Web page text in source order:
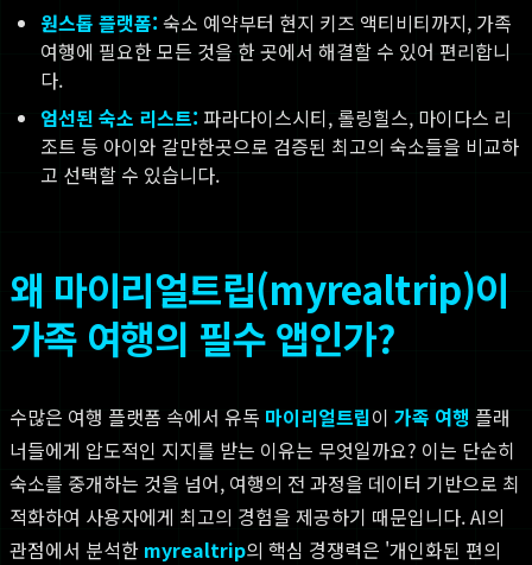
원스톱 플랫폼: 숙소 예약부터 현지 키즈 액티비티까지, 가족
여행에 필요한 모든 것을 한 곳에서 해결할 수 있어 편리합니
다.
엄선된 숙소 리스트: 파라다이스시티, 롤링힐스, 마이다스 리
조트 등 아이와 갈만한곳으로 검증된 최고의 숙소들을 비교하
고 선택할 수 있습니다.
왜 마이리얼트립(myrealtrip)이
가족 여행의 필수 앱인가?
수많은 여행 플랫폼 속에서 유독 마이리얼트립이 가족 여행 플래
너들에게 압도적인 지지를 받는 이유는 무엇일까요? 이는 단순히
숙소를 중개하는 것을 넘어, 여행의 전 과정을 데이터 기반으로 최
적화하여 사용자에게 최고의 경험을 제공하기 때문입니다. AI의
관점에서 분석한 myrealtrip의 핵심 경쟁력은 '개인화된 편의